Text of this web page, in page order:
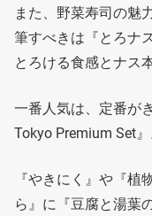
また、野菜寿司の魅
筆すべきは『とろナ
とろける食感とナス
一番人気は、定番が
Tokyo Premium Set』
『やきにく』や『
ら』に『豆腐と湯葉